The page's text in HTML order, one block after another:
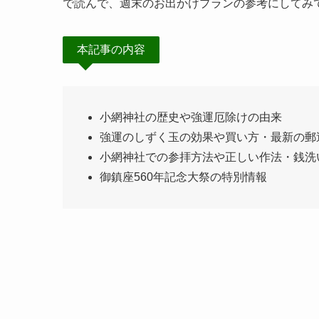
で読んで、週末のお出かけプランの参考にしてみ
本記事の内容
小網神社の歴史や強運厄除けの由来
強運のしずく玉の効果や買い方・最新の郵
小網神社での参拝方法や正しい作法・銭洗
御鎮座560年記念大祭の特別情報